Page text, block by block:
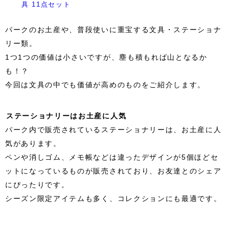
具 11点セット
パークのお土産や、普段使いに重宝する文具・ステーショナ
リー類。
1つ1つの価値は小さいですが、塵も積もれば山となるか
も！？
今回は文具の中でも価値が高めのものをご紹介します。
ステーショナリーはお土産に人気
パーク内で販売されているステーショナリーは、お土産に人
気があります。
ペンや消しゴム、メモ帳などは違ったデザインが5個ほどセ
ットになっているものが販売されており、お友達とのシェア
にぴったりです。
シーズン限定アイテムも多く、コレクションにも最適です。